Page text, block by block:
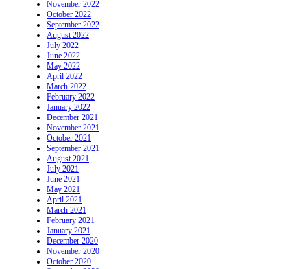
November 2022
October 2022
September 2022
August 2022
July 2022
June 2022
May 2022
April 2022
March 2022
February 2022
January 2022
December 2021
November 2021
October 2021
September 2021
August 2021
July 2021
June 2021
May 2021
April 2021
March 2021
February 2021
January 2021
December 2020
November 2020
October 2020